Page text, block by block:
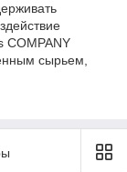
COMPANY
сырьем,
условиям, что
в любых